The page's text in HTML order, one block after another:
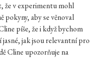
že v experimentu mohl
pokyny, aby se věnoval
píše, že i když bychom
jak jsou relevantní pro
Cline upozorňuje na